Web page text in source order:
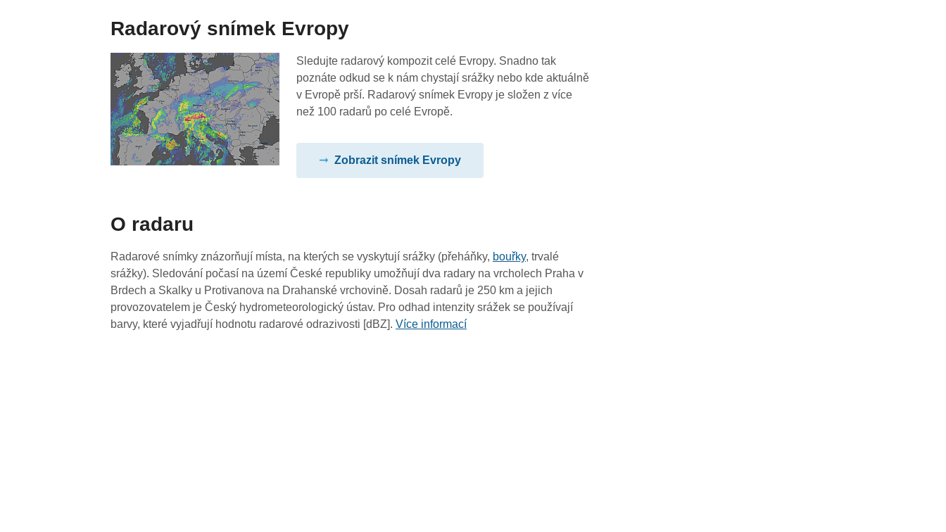
21:35
21:25
21:15
19:35
19:25
19:15
19:05
Radarový snímek Evropy
Sledujte radarový kompozit celé Evropy. Snadno tak
poznáte odkud se k nám chystají srážky nebo kde aktuálně
v Evropě prší. Radarový snímek Evropy je složen z více
než 100 radarů po celé Evropě.
Zobrazit snímek Evropy
O radaru
Radarové snímky znázorňují místa, na kterých se vyskytují srážky (přeháňky, bouřky, trvalé
srážky). Sledování počasí na území České republiky umožňují dva radary na vrcholech Praha v
Brdech a Skalky u Protivanova na Drahanské vrchovině. Dosah radarů je 250 km a jejich
provozovatelem je Český hydrometeorologický ústav. Pro odhad intenzity srážek se používají
barvy, které vyjadřují hodnotu radarové odrazivosti [dBZ].Více informací